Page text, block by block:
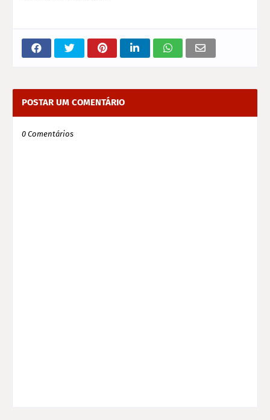
POSTAR UM COMENTÁRIO
0 Comentários